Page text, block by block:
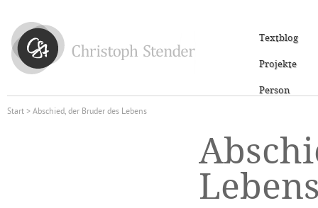
Textblog
Projekte
Person
Start> Abschied, der Bruder des Lebens